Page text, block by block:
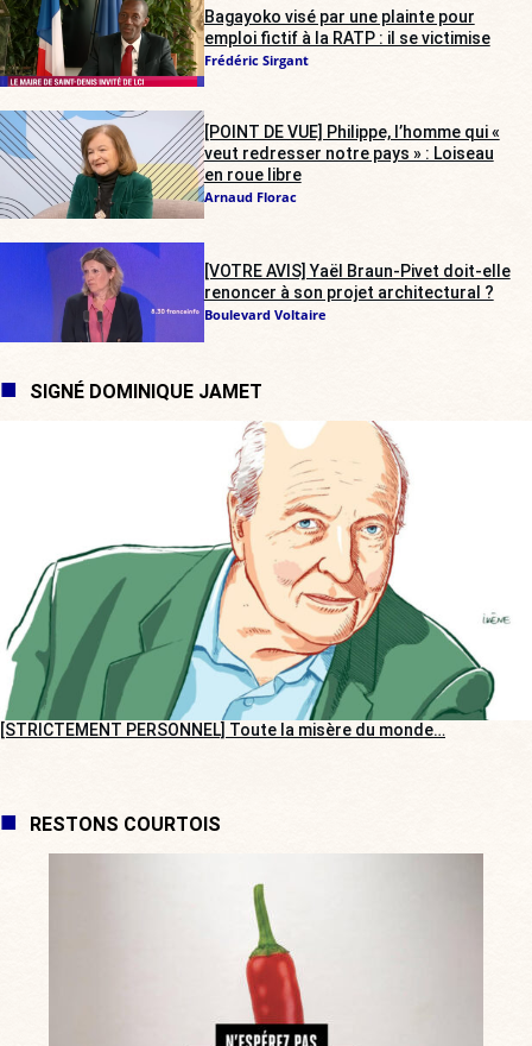
Bagayoko visé par une plainte pour
emploi fictif à la RATP : il se victimise
Frédéric Sirgant
[POINT DE VUE] Philippe, l’homme qui «
veut redresser notre pays » : Loiseau
en roue libre
Arnaud Florac
[VOTRE AVIS] Yaël Braun-Pivet doit-elle
renoncer à son projet architectural ?
Boulevard Voltaire
SIGNÉ DOMINIQUE JAMET
[STRICTEMENT PERSONNEL] Toute la misère du monde…
RESTONS COURTOIS